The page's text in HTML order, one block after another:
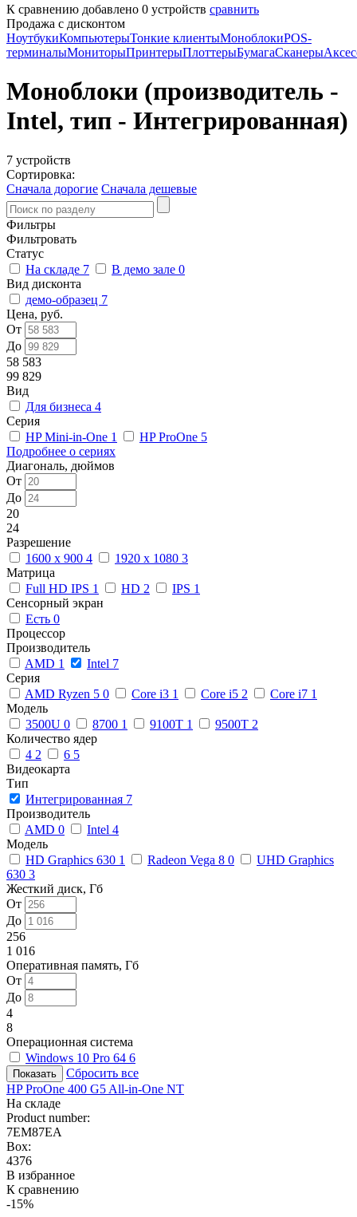
К сравнению добавлено 0 устройств сравнить
Продажа с дисконтом
НоутбукиКомпьютерыТонкие клиентыМоноблокиPOS-
терминалыМониторыПринтерыПлоттерыБумагаСканеры
Моноблоки (производитель -
Intel, тип - Интегрированная)
7 устройств
Сортировка:
Сначала дорогие Сначала дешевые
Фильтры
Фильтровать
Статус
На складе 7 В демо зале 0
Вид дисконта
демо-образец 7
Цена, руб.
От
До
58 583
99 829
Вид
Для бизнеса 4
Серия
HP Mini-in-One 1 HP ProOne 5
Подробнее о сериях
Диагональ, дюймов
От
До
20
24
Разрешение
1600 x 900 4 1920 x 1080 3
Матрица
Full HD IPS 1 HD 2 IPS 1
Сенсорный экран
Есть 0
Процессор
Производитель
AMD 1 Intel 7
Серия
AMD Ryzen 5 0 Core i3 1 Core i5 2 Core i7 1
Модель
3500U 0 8700 1 9100T 1 9500T 2
Количество ядер
4 2 6 5
Видеокарта
Тип
Интегрированная 7
Производитель
AMD 0 Intel 4
Модель
HD Graphics 630 1 Radeon Vega 8 0
UHD Graphics
630 3
Жесткий диск, Гб
От
До
256
1 016
Оперативная память, Гб
От
До
4
8
Операционная система
Windows 10 Pro 64 6
Сбросить все
HP ProOne 400 G5 All-in-One NT
На складе
Product number:
7EM87EA
Box:
4376
В избранное
К сравнению
-15%